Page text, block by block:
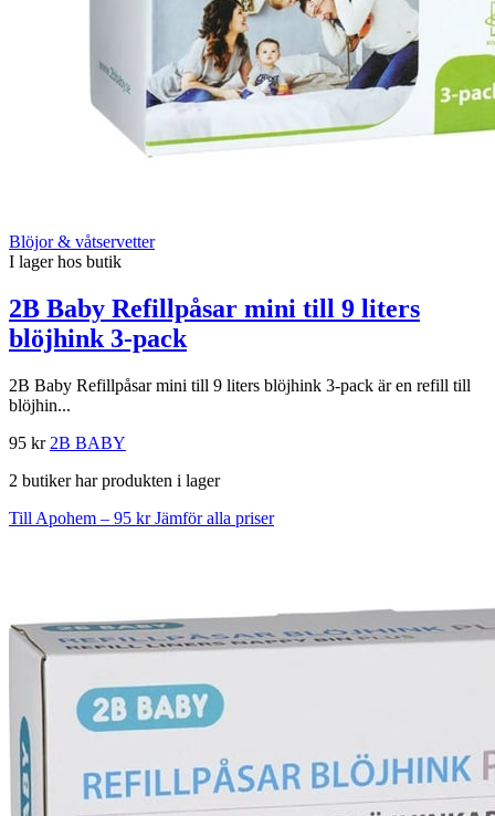
Blöjor & våtservetter
I lager hos butik
2B Baby Refillpåsar mini till 9 liters
blöjhink 3-pack
2B Baby Refillpåsar mini till 9 liters blöjhink 3-pack är en refill till
blöjhin...
95 kr 2B BABY
2 butiker har produkten i lager
Till Apohem – 95 krJämför alla priser